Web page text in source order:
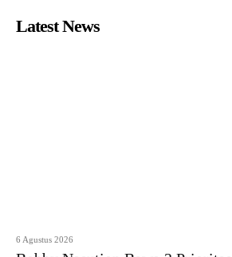
Latest News
6 Agustus 2026